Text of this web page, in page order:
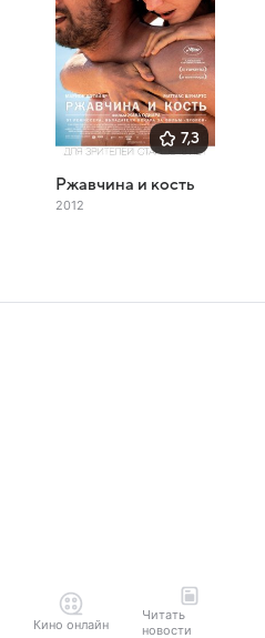
7,3
Ржавчина и кость
2012
Кино онлайн
Читать
новости